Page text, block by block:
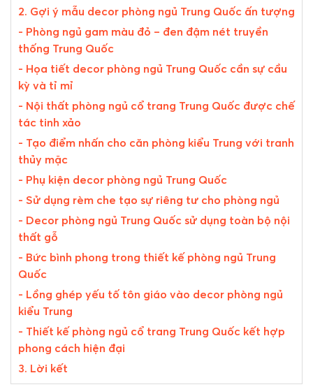
2. Gợi ý mẫu decor phòng ngủ Trung Quốc ấn tượng
- Phòng ngủ gam màu đỏ – đen đậm nét truyền
thống Trung Quốc
- Họa tiết decor phòng ngủ Trung Quốc cần sự cầu
kỳ và tỉ mỉ
- Nội thất phòng ngủ cổ trang Trung Quốc được chế
tác tinh xảo
- Tạo điểm nhấn cho căn phòng kiểu Trung với tranh
thủy mặc
- Phụ kiện decor phòng ngủ Trung Quốc
- Sử dụng rèm che tạo sự riêng tư cho phòng ngủ
- Decor phòng ngủ Trung Quốc sử dụng toàn bộ nội
thất gỗ
- Bức bình phong trong thiết kế phòng ngủ Trung
Quốc
- Lồng ghép yếu tố tôn giáo vào decor phòng ngủ
kiểu Trung
- Thiết kế phòng ngủ cổ trang Trung Quốc kết hợp
phong cách hiện đại
3. Lời kết